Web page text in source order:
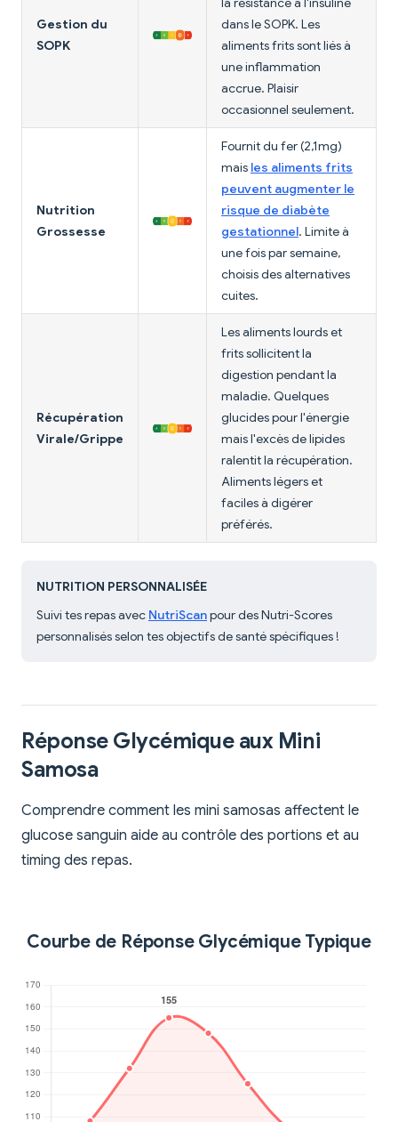
Gestion du
SOPK
dans le SOPK. Les
aliments frits sont liés à
une inflammation
accrue. Plaisir
occasionnel seulement.
Nutrition
Grossesse
Fournit du fer (2,1mg)
mais les aliments frits
peuvent augmenter le
risque de diabète
gestationnel. Limite à
une fois par semaine,
choisis des alternatives
cuites.
Récupération
Virale/Grippe
Les aliments lourds et
frits sollicitent la
digestion pendant la
maladie. Quelques
glucides pour l'énergie
mais l'excès de lipides
ralentit la récupération.
Aliments légers et
faciles à digérer
préférés.
NUTRITION PERSONNALISÉE
Suivi tes repas avec NutriScanpour des Nutri-Scores
personnalisés selon tes objectifs de santé spécifiques !
Réponse Glycémique aux Mini
Samosa
Comprendre comment les mini samosas affectent le
glucose sanguin aide au contrôle des portions et au
timing des repas.
Courbe de Réponse Glycémique Typique